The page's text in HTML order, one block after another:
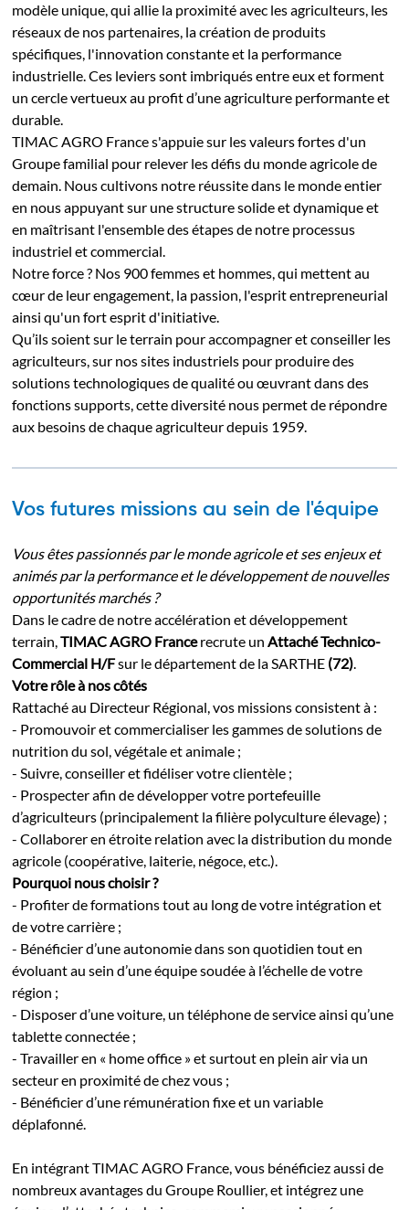
modèle unique, qui allie la proximité avec les agriculteurs, les
réseaux de nos partenaires, la création de produits
spécifiques, l'innovation constante et la performance
industrielle. Ces leviers sont imbriqués entre eux et forment
un cercle vertueux au profit d’une agriculture performante et
durable.
TIMAC AGRO France s'appuie sur les valeurs fortes d'un
Groupe familial pour relever les défis du monde agricole de
demain. Nous cultivons notre réussite dans le monde entier
en nous appuyant sur une structure solide et dynamique et
en maîtrisant l'ensemble des étapes de notre processus
industriel et commercial.
Notre force ? Nos 900 femmes et hommes, qui mettent au
cœur de leur engagement, la passion, l'esprit entrepreneurial
ainsi qu'un fort esprit d'initiative.
Qu’ils soient sur le terrain pour accompagner et conseiller les
agriculteurs, sur nos sites industriels pour produire des
solutions technologiques de qualité ou œuvrant dans des
fonctions supports, cette diversité nous permet de répondre
aux besoins de chaque agriculteur depuis 1959.
Vos futures missions au sein de l'équipe
Vous êtes passionnés par le monde agricole et ses enjeux et
animés par la performance et le développement de nouvelles
opportunités marchés ?
Dans le cadre de notre accélération et développement
terrain,TIMAC AGRO Francerecrute un Attaché Technico-
Commercial H/Fsur le département de la SARTHE (72)
Votre rôle à nos côtés
Rattaché au Directeur Régional, vos missions consistent à :
- Promouvoir et commercialiser les gammes de solutions de
nutrition du sol, végétale et animale ;
- Suivre, conseiller et fidéliser votre clientèle ;
- Prospecter afin de développer votre portefeuille
d’agriculteurs (principalement la filière polyculture élevage) ;
- Collaborer en étroite relation avec la distribution du monde
agricole (coopérative, laiterie, négoce, etc.).
Pourquoi nous choisir ?
- Profiter de formations tout au long de votre intégration et
de votre carrière ;
- Bénéficier d’une autonomie dans son quotidien tout en
évoluant au sein d’une équipe soudée à l’échelle de votre
région ;
- Disposer d’une voiture, un téléphone de service ainsi qu’une
tablette connectée ;
- Travailler en « home office » et surtout en plein air via un
secteur en proximité de chez vous ;
- Bénéficier d’une rémunération fixe et un variable
déplafonné.
En intégrant TIMAC AGRO France, vous bénéficiez aussi de
nombreux avantages du Groupe Roullier, et intégrez une